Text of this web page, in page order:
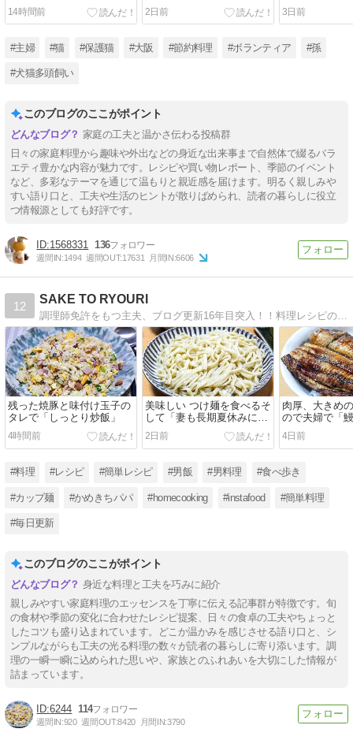
14時間前
2日前
3日前
#主婦 #猫 #保護猫 #大阪 #節約料理 #ボランティア #孫
#犬猫多頭飼い
このブログのここがポイント
家庭の工夫と温かさ伝わる投稿群
日々の家庭料理から趣味や外出などの身近な出来事まで自然体で綴るバラ
エティ豊かな内容が魅力です。レシピや買い物レポート、季節のイベント
など、多彩なテーマを通じて温もりと親近感を届けます。明るく親しみや
すい語り口と、工夫や生活のヒントが散りばめられ、読者の暮らしに役立
つ情報源としても好評です。
1568331 136
週間IN:1494 週間OUT:17631 月間IN:6606
12
SAKE TO RYOURI
調理師免許をもつ主夫、ブログ更新16年目突入！！料理レシピの紹介「楽しく作って楽しく食べる」、男が喜ぶレシピ満載ですよ！！
残った焼豚と味付け玉子の
タレで「しっとり炒飯」
4時間前
美味しい つけ麺を食べるそ
して「妻も長期夏休みに突
入」
2日前
肉厚、大きめ
ので夫婦で「
4日前
#料理 #レシピ #簡単レシピ #男飯 #男料理 #食べ歩き
#カップ麺 #かめきちパパ #homecooking #instafood #簡単料理
#毎日更新
このブログのここがポイント
身近な料理と工夫を巧みに紹介
親しみやすい家庭料理のエッセンスを丁寧に伝える記事群が特徴です。旬
の食材や季節の変化に合わせたレシピ提案、日々の食卓の工夫やちょっと
したコツも盛り込まれています。どこか温かみを感じさせる語り口と、シ
ンプルながらも工夫の光る料理の数々が読者の暮らしに寄り添います。調
理の一瞬一瞬に込められた思いや、家族とのふれあいを大切にした情報が
詰まっています。
6244 114
週間IN:920 週間OUT:8420 月間IN:3790